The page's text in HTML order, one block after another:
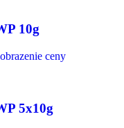
10g
ceny
5x10g